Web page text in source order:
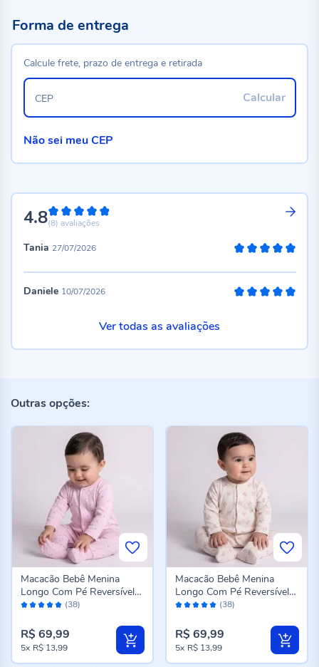
4.896%
(8) avaliações
Tania 27/07/2026
Daniele 10/07/2026
Ver todas as avaliações
Forma de entrega
Calcule frete, prazo de entrega e retirada
Calcular
CEP
Não sei meu CEP
Outras opções:
Avaliação: (38)
Macacão Bebê Menina
Longo Com Pé Reversível
Yoyo Baby Coracoes
R$ 69,99
5x R$ 13,99
Avaliação: (38)
Macacão Bebê Menina
Longo Com Pé Reversível
Yoyo Baby Laco
R$ 69,99
5x R$ 13,99